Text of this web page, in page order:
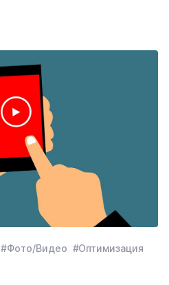
#Фото/Видео #Оптимизация